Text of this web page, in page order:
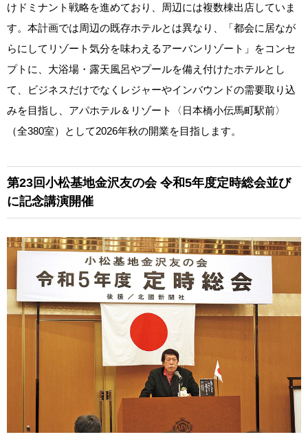
けドミナント戦略を進めており、周辺には複数棟出店していま
す。本計画では周辺の既存ホテルとは異なり、「都会に居なが
らにしてリゾート気分を味わえるアーバンリゾート」をコンセ
プトに、大浴場・露天風呂やプールを備え付けたホテルとし
て、ビジネスだけでなくレジャーやインバウンドの需要取り込
みを目指し、アパホテル＆リゾート〈日本橋小伝馬町駅前〉
（全380室）として2026年秋の開業を目指します。
第23回小松基地金沢友の会令和5年度定時総会並び
に記念講演開催